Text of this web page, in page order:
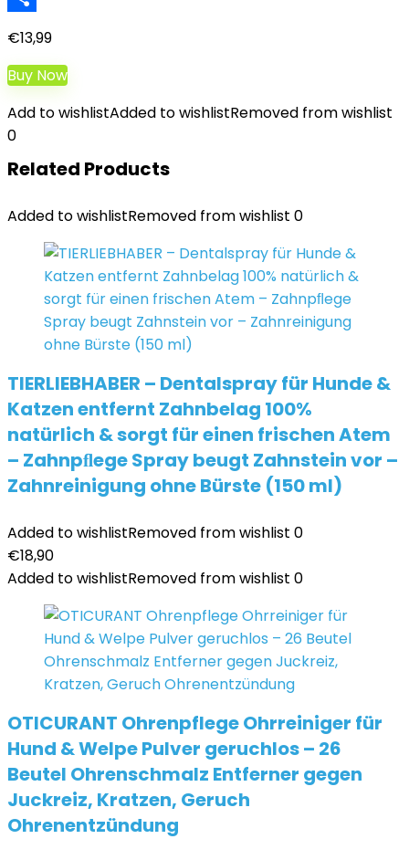
€13,99
Buy Now
Add to wishlistAdded to wishlistRemoved from wishlist
0
Related Products
Added to wishlistRemoved from wishlist 0
TIERLIEBHABER – Dentalspray für Hunde &
Katzen entfernt Zahnbelag 100%
natürlich & sorgt für einen frischen Atem
– Zahnpﬂege Spray beugt Zahnstein vor –
Zahnreinigung ohne Bürste (150 ml)
Added to wishlistRemoved from wishlist 0
€18,90
Added to wishlistRemoved from wishlist 0
OTICURANT Ohrenpflege Ohrreiniger für
Hund & Welpe Pulver geruchlos – 26
Beutel Ohrenschmalz Entferner gegen
Juckreiz, Kratzen, Geruch
Ohrenentzündung